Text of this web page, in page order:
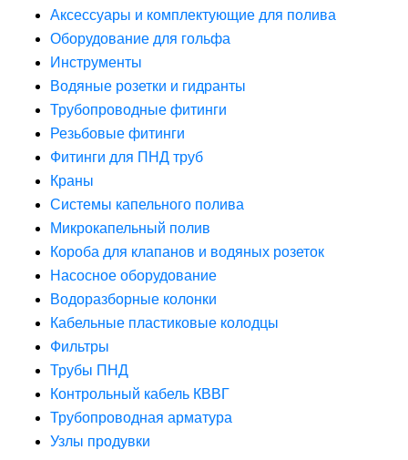
Аксессуары и комплектующие для полива
Оборудование для гольфа
Инструменты
Водяные розетки и гидранты
Трубопроводные фитинги
Резьбовые фитинги
Фитинги для ПНД труб
Краны
Системы капельного полива
Микрокапельный полив
Короба для клапанов и водяных розеток
Насосное оборудование
Водоразборные колонки
Кабельные пластиковые колодцы
Фильтры
Трубы ПНД
Контрольный кабель КВВГ
Трубопроводная арматура
Узлы продувки